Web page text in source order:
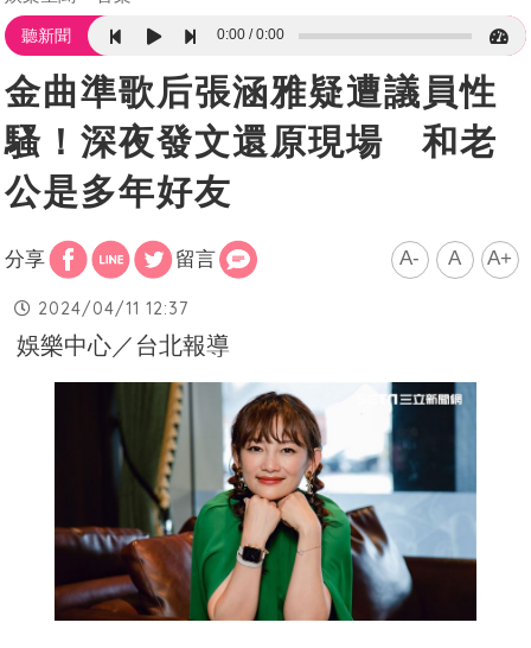
聽新聞 0:00 0:00
金曲準歌后張涵雅疑遭議員性
騷！深夜發文還原現場 和老
公是多年好友
分享 留言 A- A A+
2024/04/11 12:37
娛樂中心／台北報導